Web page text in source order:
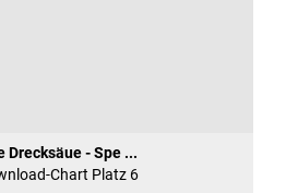
Drecksäue - Spe ...
Chart Platz 6